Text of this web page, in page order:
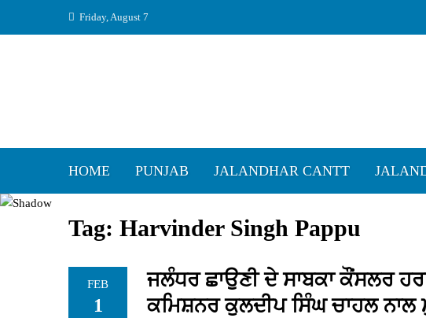
Friday, August 7
HOME PUNJAB JALANDHAR CANTT
Tag: Harvinder Singh Pappu
FEB
1
ਜਲੰਧਰ ਛਾਉਣੀ ਦੇ ਸਾਬਕਾ ਕੌਂਸਲਰ
ਕਮਿਸ਼ਨਰ ਕੁਲਦੀਪ ਸਿੰਘ ਚਾਹਲ ਨਾਲ